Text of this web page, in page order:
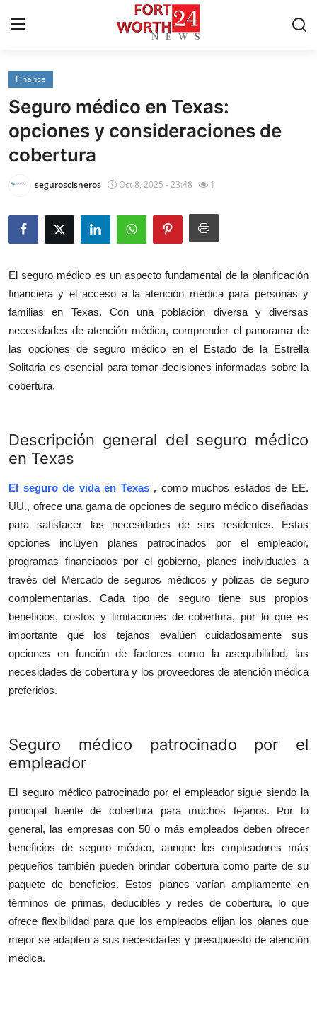
Home
Contact
Press Release
About
Submit Press Release
Health
Guest Posting
Crypto
Finance
Tech
Real Estate
General
Top 10
Finance
Seguro médico en Texas:
opciones y consideraciones de
cobertura
seguroscisneros Oct 8, 2025 - 23:48 1
El seguro médico es un aspecto fundamental de la planificación
financiera y el acceso a la atención médica para personas y
familias en Texas. Con una población diversa y diversas
necesidades de atención médica, comprender el panorama de
las opciones de seguro médico en el Estado de la Estrella
Solitaria es esencial para tomar decisiones informadas sobre la
cobertura.
Descripción general del seguro médico
en Texas
El seguro de vida en Texas , como muchos estados de EE.
UU., ofrece una gama de opciones de seguro médico diseñadas
para satisfacer las necesidades de sus residentes. Estas
opciones incluyen planes patrocinados por el empleador,
programas financiados por el gobierno, planes individuales a
través del Mercado de seguros médicos y pólizas de seguro
complementarias. Cada tipo de seguro tiene sus propios
beneficios, costos y limitaciones de cobertura, por lo que es
importante que los tejanos evalúen cuidadosamente sus
opciones en función de factores como la asequibilidad, las
necesidades de cobertura y los proveedores de atención médica
preferidos.
Seguro médico patrocinado por el
empleador
El seguro médico patrocinado por el empleador sigue siendo la
principal fuente de cobertura para muchos tejanos. Por lo
general, las empresas con 50 o más empleados deben ofrecer
beneficios de seguro médico, aunque los empleadores más
pequeños también pueden brindar cobertura como parte de su
paquete de beneficios. Estos planes varían ampliamente en
términos de primas, deducibles y redes de cobertura, lo que
ofrece flexibilidad para que los empleados elijan los planes que
mejor se adapten a sus necesidades y presupuesto de atención
médica.